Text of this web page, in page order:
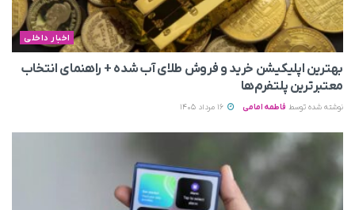
اخبار داخلی
بهترین اپلیکیشن خرید و فروش طلای آب شده + راهنمای انتخاب
معتبرترین پلتفرم‌ها
نوشته شده توسط فاطمه امامی